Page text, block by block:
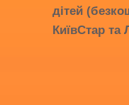
дітей
КиївСтар